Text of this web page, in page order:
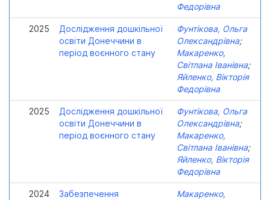
Федорівна
2025
Дослідження дошкільної
освіти Донеччини в
період воєнного стану
Фунтікова, Ольга
Олександрівна;
Макаренко,
Світлана Іванівна;
Яйленко, Вікторія
Федорівна
2025
Дослідження дошкільної
освіти Донеччини в
період воєнного стану
Фунтікова, Ольга
Олександрівна;
Макаренко,
Світлана Іванівна;
Яйленко, Вікторія
Федорівна
2024
Забезпечення
Макаренко,